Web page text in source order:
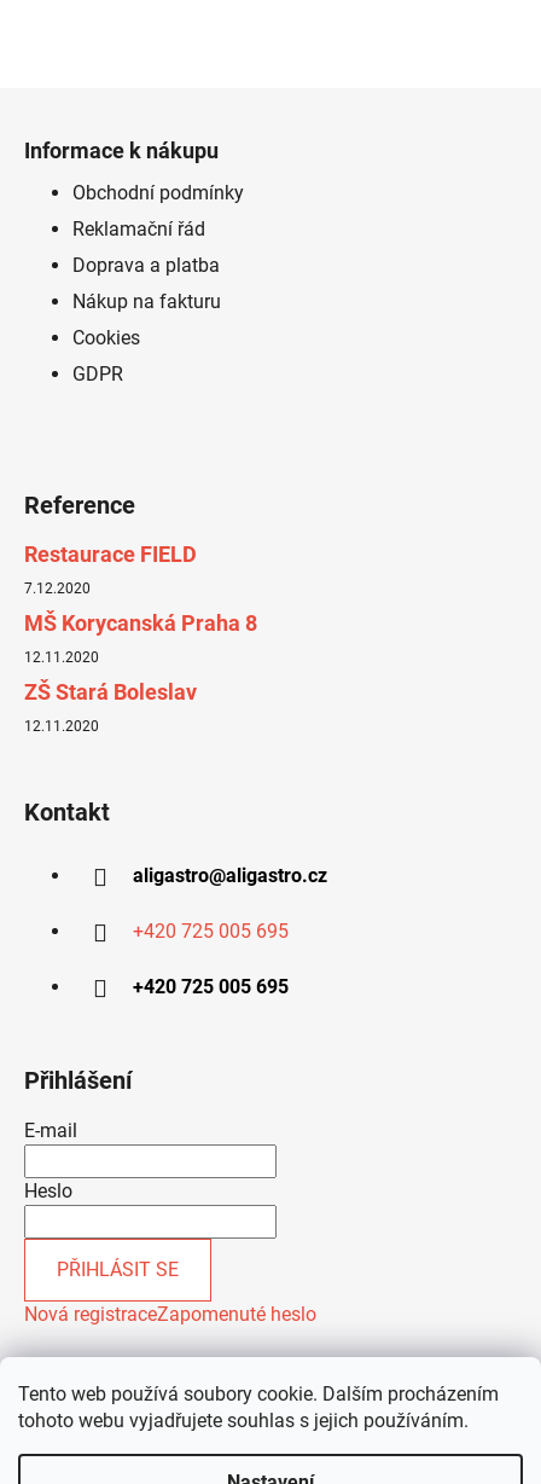
Tento web používá soubory cookie. Dalším procházením
tohoto webu vyjadřujete souhlas s jejich používáním.
Informace k nákupu
Obchodní podmínky
Reklamační řád
Doprava a platba
Nákup na fakturu
Cookies
GDPR
Reference
Restaurace FIELD
7.12.2020
MŠ Korycanská Praha 8
12.11.2020
ZŠ Stará Boleslav
12.11.2020
Kontakt
aligastro@aligastro.cz
+420 725 005 695
+420 725 005 695
Přihlášení
E-mail
Heslo
PŘIHLÁSIT SE
Nová registraceZapomenuté heslo